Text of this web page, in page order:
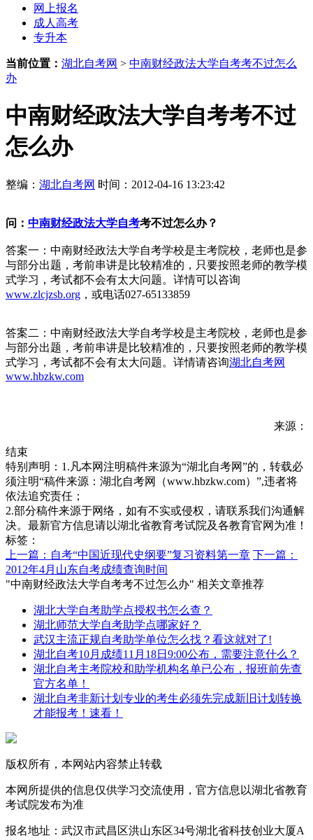
网上报名
成人高考
专升本
当前位置： 湖北自考网 > 中南财经政法大学自考考不过怎么
办
中南财经政法大学自考考不过
怎么办
整编： 湖北自考网 时间：2012-04-16 13:23:42
问： 中南财经政法大学自考考不过怎么办？
答案一：中南财经政法大学自考学校是主考院校，老师也是参
与部分出题，考前串讲是比较精准的，只要按照老师的教学模
式学习，考试都不会有太大问题。详情可以咨询
www.zlcjzsb.org ，或电话027-65133859
答案二：中南财经政法大学自考学校是主考院校，老师也是参
与部分出题，考前串讲是比较精准的，只要按照老师的教学模
式学习，考试都不会有太大问题。详情请咨询湖北自考网
www.hbzkw.com
来源：
结束
特别声明：1.凡本网注明稿件来源为“湖北自考网”的，转载必
须注明“稿件来源：湖北自考网（www.hbzkw.com）”,违者将
依法追究责任；
2.部分稿件来源于网络，如有不实或侵权，请联系我们沟通解
决。最新官方信息请以湖北省教育考试院及各教育官网为准！
标签：
上一篇：自考“中国近现代史纲要”复习资料第一章 下一篇：
2012年4月山东自考成绩查询时间
"中南财经政法大学自考考不过怎么办" 相关文章推荐
湖北大学自考助学点授权书怎么查？
湖北师范大学自考助学点哪家好？
武汉主流正规自考助学单位怎么找？看这就对了!
湖北自考10月成绩11月18日9:00公布，需要注意什么？
湖北自考主考院校和助学机构名单已公布，报班前先查
官方名单！
湖北自考非新计划专业的考生必须先完成新旧计划转换
才能报考！速看！
版权所有，本网站内容禁止转载
本网所提供的信息仅供学习交流使用，官方信息以湖北省教育
考试院发布为准
报名地址：武汉市武昌区洪山东区34号湖北省科技创业大厦A